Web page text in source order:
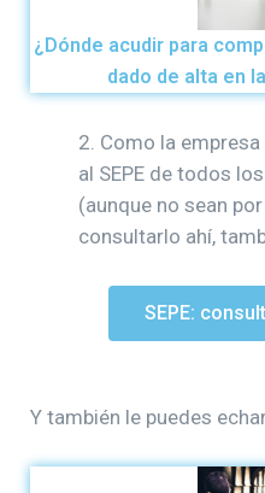
¿Dónde acudir para
dado de alta en
2. Como la
al SEPE de todos
(aunque no sean
consultarlo ahí,
SEPE:
Y también le puedes